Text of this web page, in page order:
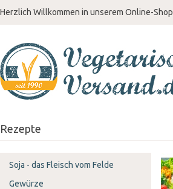
Herzlich Willkommen in unserem Online-Shop
Rezepte
Soja - das Fleisch vom Felde
Gewürze